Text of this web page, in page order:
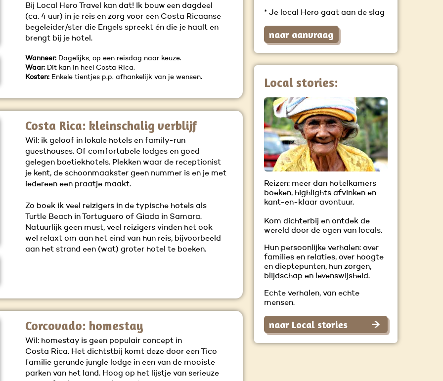
Bij Local Hero Travel kan dat! Ik bouw een dagdeel
(ca. 4 uur) in je reis en zorg voor een Costa Ricaanse
begeleider/ster die Engels spreekt én die je haalt en
brengt bij je hotel.
Wanneer: Dagelijks, op een reisdag naar keuze.
Waar: Dit kan in heel Costa Rica.
Kosten: Enkele tientjes p.p. afhankelijk van je wensen.
Costa Rica: kleinschalig verblijf
Wil: ik geloof in lokale hotels en family-run
guesthouses. Of comfortabele lodges en goed
gelegen boetiekhotels. Plekken waar de receptionist
je kent, de schoonmaakster geen nummer is en je met
iedereen een praatje maakt.
Zo boek ik veel reizigers in de typische hotels als
Turtle Beach in Tortuguero of Giada in Samara.
Natuurlijk geen must, veel reizigers vinden het ook
wel relaxt om aan het eind van hun reis, bijvoorbeeld
aan het strand een (wat) groter hotel te boeken.
Corcovado: homestay
Wil: homestay is geen populair concept in
Costa Rica. Het dichtstbij komt deze door een Tico
familie gerunde jungle lodge in een van de mooiste
parken van het land. Hoog op het lijstje van serieuze
* Je local Hero gaat aan de slag
naar aanvraag
Local stories:
Reizen: meer dan hotelkamers
boeken, highlights afvinken en
kant-en-klaar avontuur.
Kom dichterbij en ontdek de
wereld door de ogen van locals.
Hun persoonlijke verhalen: over
families en relaties, over hoogte
en dieptepunten, hun zorgen,
blijdschap en levenswijsheid.
Echte verhalen, van echte
mensen.
naar Local stories